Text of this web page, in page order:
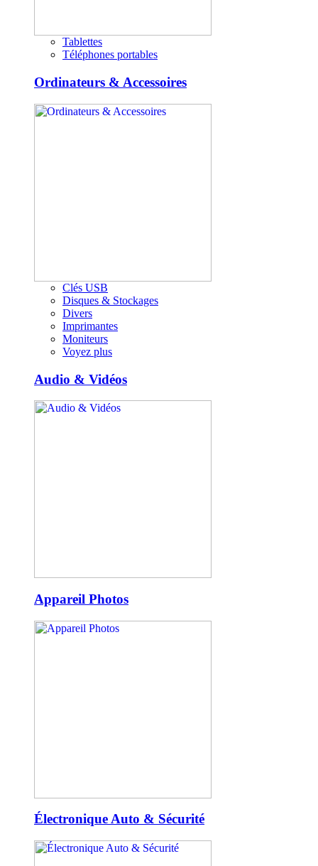
Tablettes
Téléphones portables
Ordinateurs & Accessoires
Clés USB
Disques & Stockages
Divers
Imprimantes
Moniteurs
Voyez plus
Audio & Vidéos
Appareil Photos
Électronique Auto & Sécurité